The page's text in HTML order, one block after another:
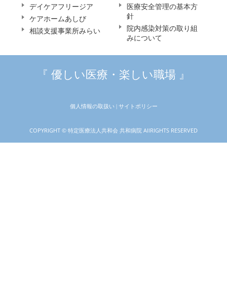
デイケアフリージア
ケアホームあしび
相談支援事業所みらい
医療安全管理の基本方
針
院内感染対策の取り組
みについて
『 優しい医療・楽しい職場 』
個人情報の取扱い | サイトポリシー
COPYRIGHT © 特定医療法人共和会 共和病院 AllRIGHTS RESERVED